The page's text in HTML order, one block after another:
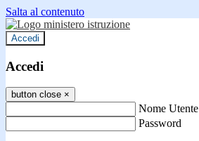
Salta al contenuto
Accedi
Accedi
button close ×
Nome Utente
Password